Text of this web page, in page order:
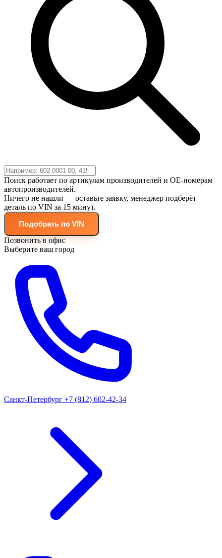
Поиск работает по артикулам производителей и OE-номерам
автопроизводителей.
Ничего не нашли — оставьте заявку, менеджер подберёт
деталь по VIN за 15 минут.
Подобрать по VIN
Позвонить в офис
Выберите ваш город
Санкт-Петербург +7 (812) 602-42-34